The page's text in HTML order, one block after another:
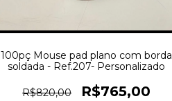
100pç Mouse pad plano com borda
soldada - Ref.207- Personalizado
R$820,00 R$765,00